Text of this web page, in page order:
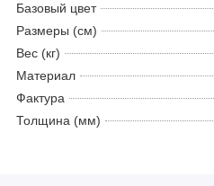
Базовый цвет
Размеры (см)
Вес (кг)
Материал
Фактура
Толщина (мм)